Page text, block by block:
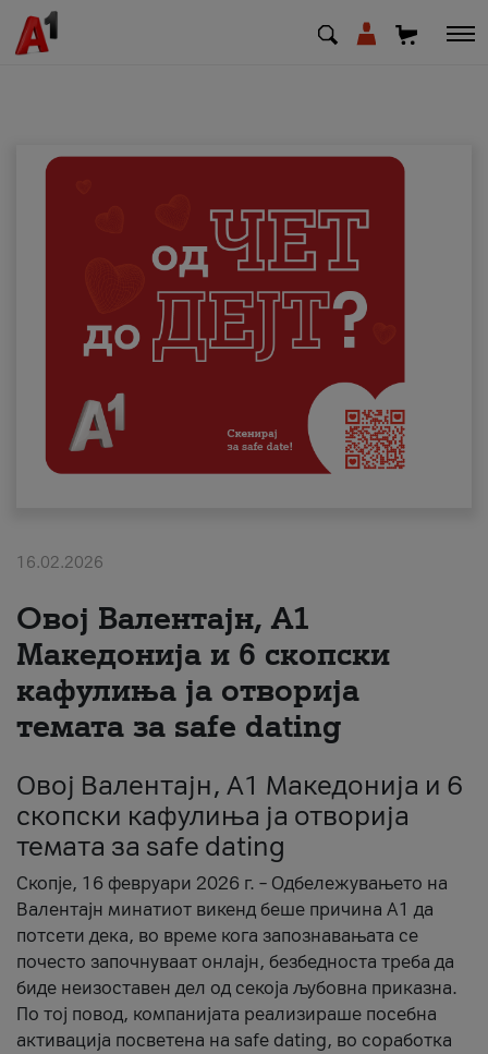
Деловни
Поддршка
Надополни кредит
Плати сметка
#ПодобарОнлајн
16.02.2026
Овој Валентајн, A1
Македонија и 6 скопски
кафулиња ја отворија
темата за safe dating
Овој Валентајн, A1 Македонија и 6
скопски кафулиња ја отворија
темата за safe dating
Скопје, 16 февруари 2026 г. – Одбележувањето на
Валентајн минатиот викенд беше причина А1 да
потсети дека, во време кога запознавањата се
почесто започнуваат онлајн, безбедноста треба да
биде неизоставен дел од секоја љубовна приказна.
По тој повод, компанијата реализираше посебна
активација посветена на safe dating, во соработка